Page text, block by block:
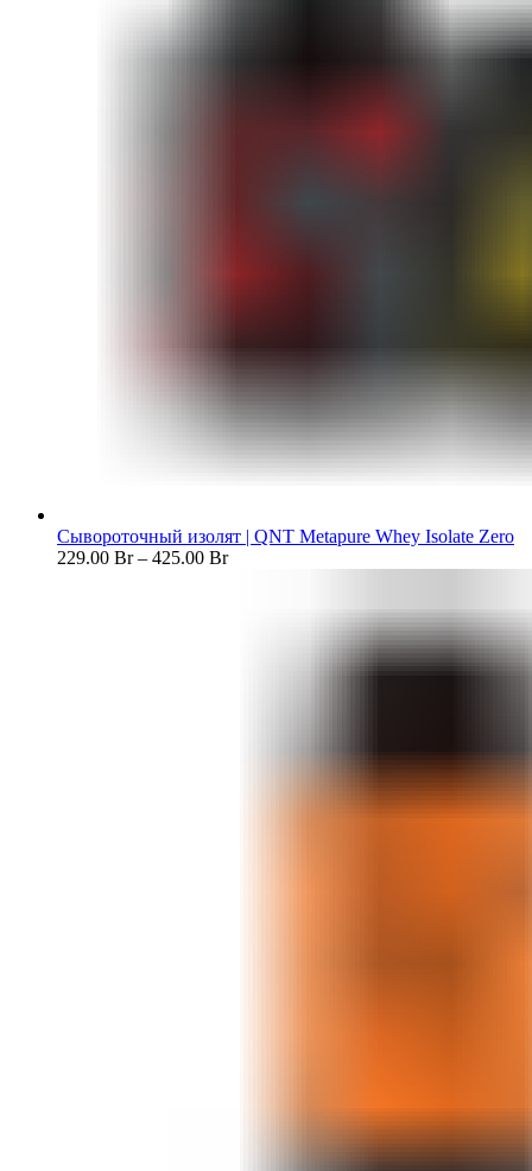
Сывороточный изолят | QNT Metapure Whey Isolate Zero
229.00 Br– 425.00 Br